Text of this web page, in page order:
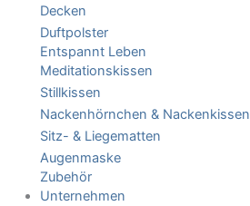
Decken
Duftpolster
Entspannt Leben
Meditationskissen
Stillkissen
Nackenhörnchen & Nackenkissen
Sitz- & Liegematten
Augenmaske
Zubehör
Unternehmen